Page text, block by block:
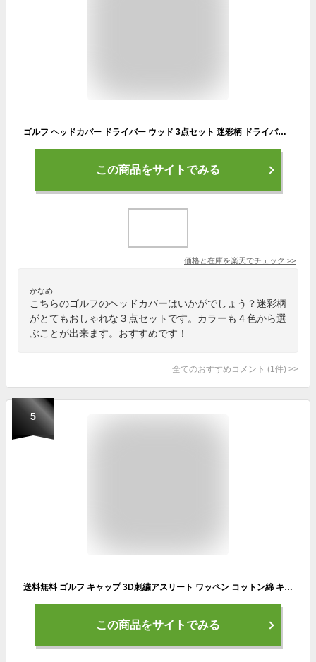
ゴルフ ヘッドカバー ドライバー ウッド 3点セット 迷彩柄 ドライバー フェアウェイ ユーティリティ クラブカバー セット コンペ ゴルフ景品 ゴルフ用品
この商品をサイトでみる
価格と在庫を楽天でチェック >>
かなめ
こちらのゴルフのヘッドカバーはいかがでしょう？迷彩柄
がとてもおしゃれな３点セットです。カラーも４色から選
ぶことが出来ます。おすすめです！
全てのおすすめコメント (1 件) >
5
送料無料 ゴルフ キャップ 3D刺繍アスリート ワッペン コットン綿 キャップ フリーサイズ 父の日 ギフト プレゼント 父の日 ゴルフ【NewEdition GOLF】ニューエディションゴルフ NEG-203
この商品をサイトでみる